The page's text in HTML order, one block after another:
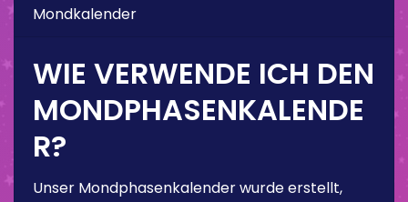
Mondkalender
WIE VERWENDE ICH DEN
MONDPHASENKALENDE
R?
Unser Mondphasenkalender wurde erstellt,